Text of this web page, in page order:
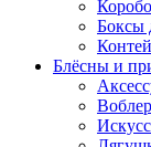
Боксы
Блёсны и